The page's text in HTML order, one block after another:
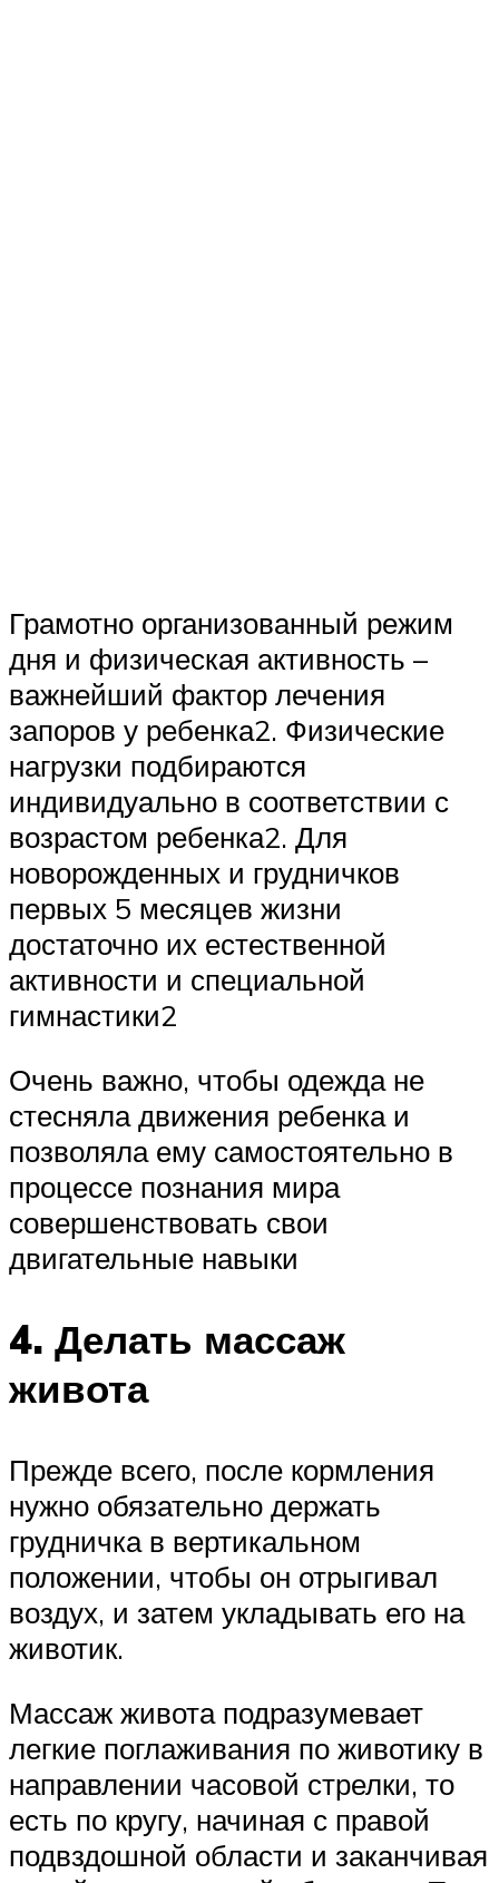
Грамотно организованный режим
дня и физическая активность –
важнейший фактор лечения
запоров у ребенка2. Физические
нагрузки подбираются
индивидуально в соответствии с
возрастом ребенка2. Для
новорожденных и грудничков
первых 5 месяцев жизни
достаточно их естественной
активности и специальной
гимнастики2
Очень важно, чтобы одежда не
стесняла движения ребенка и
позволяла ему самостоятельно в
процессе познания мира
совершенствовать свои
двигательные навыки
4. Делать массаж
живота
Прежде всего, после кормления
нужно обязательно держать
грудничка в вертикальном
положении, чтобы он отрыгивал
воздух, и затем укладывать его на
животик.
Массаж живота подразумевает
легкие поглаживания по животику в
направлении часовой стрелки, то
есть по кругу, начиная с правой
подвздошной области и заканчивая